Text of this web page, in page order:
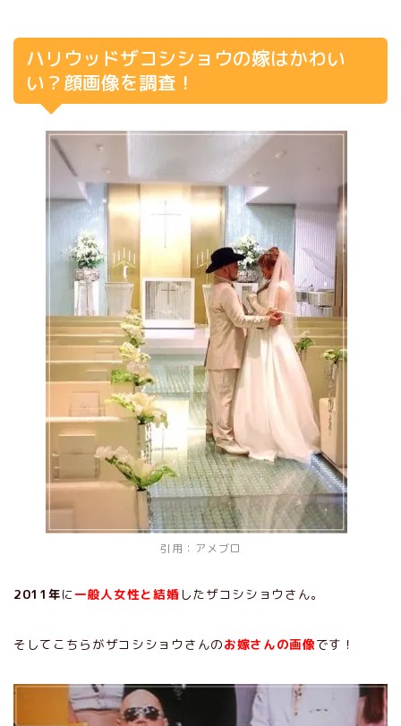
ハリウッドザコシショウの嫁はかわい
い？顔画像を調査！
引用： アメブロ
2011年に一般人女性と結婚したザコシショウさん。
そしてこちらがザコシショウさんのお嫁さんの画像です！